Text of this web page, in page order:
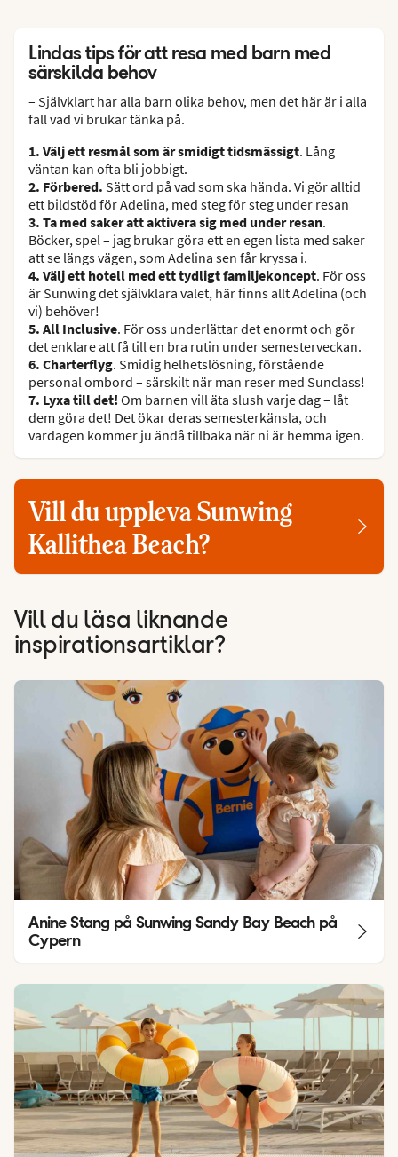
Lindas tips för att resa med barn med
särskilda behov
– Självklart har alla barn olika behov, men det här är i alla
fall vad vi brukar tänka på.
1. Välj ett resmål som är smidigt tidsmässigt. Lång
väntan kan ofta bli jobbigt.
2. Förbered. Sätt ord på vad som ska hända. Vi gör alltid
ett bildstöd för Adelina, med steg för steg under resan
3. Ta med saker att aktivera sig med under resan.
Böcker, spel – jag brukar göra ett en egen lista med saker
att se längs vägen, som Adelina sen får kryssa i.
4. Välj ett hotell med ett tydligt familjekoncept. För oss
är Sunwing det självklara valet, här finns allt Adelina (och
vi) behöver!
5. All Inclusive. För oss underlättar det enormt och gör
det enklare att få till en bra rutin under semesterveckan.
6. Charterflyg. Smidig helhetslösning, förstående
personal ombord – särskilt när man reser med Sunclass!
7. Lyxa till det! Om barnen vill äta slush varje dag – låt
dem göra det! Det ökar deras semesterkänsla, och
vardagen kommer ju ändå tillbaka när ni är hemma igen.
Vill du uppleva Sunwing
Kallithea Beach?
Vill du läsa liknande
inspirationsartiklar?
Anine Stang på Sunwing Sandy Bay Beach på
Cypern